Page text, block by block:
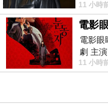
老闆、
11 小時
電影
電影眼
劇 主
眸2026
11 小時